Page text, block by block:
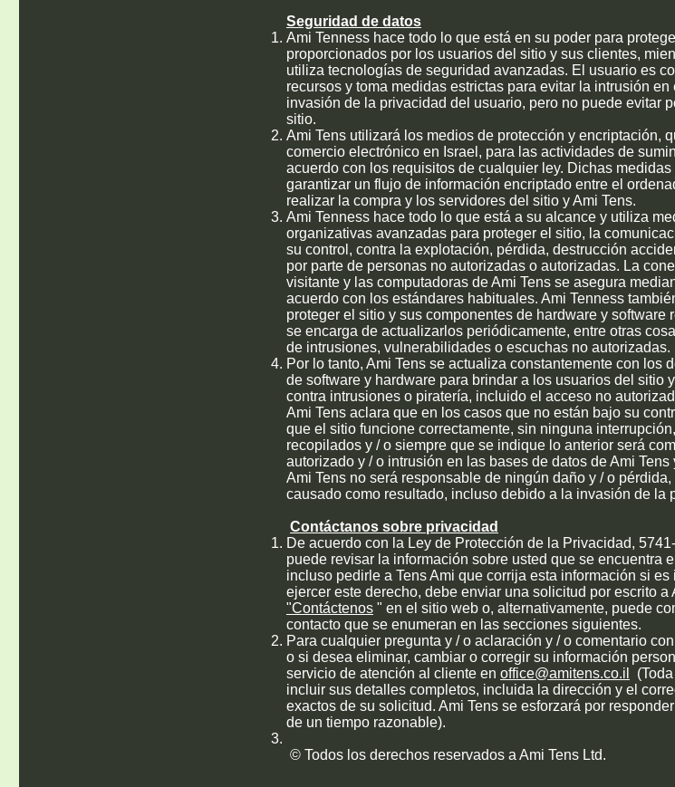
Seguridad de datos
Ami Tenness hace todo lo que está en su poder para
proporcionados por los usuarios del sitio y sus clientes,
utiliza tecnologías de seguridad avanzadas. El usuario es
recursos y toma medidas estrictas para evitar la intrusión
invasión de la privacidad del usuario, pero no puede evitar
sitio.
Ami Tens utilizará los medios de protección y encriptación,
comercio electrónico en Israel, para las actividades de
acuerdo con los requisitos de cualquier ley. Dichas
garantizar un flujo de información encriptado entre el
realizar la compra y los servidores del sitio y Ami Tens.
Ami Tenness hace todo lo que está a su alcance y utiliza
organizativas avanzadas para proteger el sitio, la
su control, contra la explotación, pérdida, destrucción
por parte de personas no autorizadas o autorizadas. La
visitante y las computadoras de Ami Tens se asegura
acuerdo con los estándares habituales. Ami Tenness
proteger el sitio y sus componentes de hardware y
se encarga de actualizarlos periódicamente, entre otras
de intrusiones, vulnerabilidades o escuchas no autorizadas.
Por lo tanto, Ami Tens se actualiza constantemente con los
de software y hardware para brindar a los usuarios del sitio
contra intrusiones o piratería, incluido el acceso no
Ami Tens aclara que en los casos que no están bajo su
que el sitio funcione correctamente, sin ninguna
recopilados y / o siempre que se indique lo anterior será
autorizado y / o intrusión en las bases de datos de Ami
Ami Tens no será responsable de ningún daño y / o
causado como resultado, incluso debido a la invasión de la
Contáctanos sobre privacidad
De acuerdo con la Ley de Protección de la Privacidad,
puede revisar la información sobre usted que se encuentra
incluso pedirle a Tens Ami que corrija esta información si
ejercer este derecho, debe enviar una solicitud por escrito a
"Contáctenos " en el sitio web o, alternativamente, puede
contacto que se enumeran en las secciones siguientes.
Para cualquier pregunta y / o aclaración y / o comentario
o si desea eliminar, cambiar o corregir su información
servicio de atención al cliente en office@amitens.co.il
incluir sus detalles completos, incluida la dirección y el
exactos de su solicitud. Ami Tens se esforzará por
de un tiempo razonable).
© Todos los derechos reservados a Ami Tens Ltd.